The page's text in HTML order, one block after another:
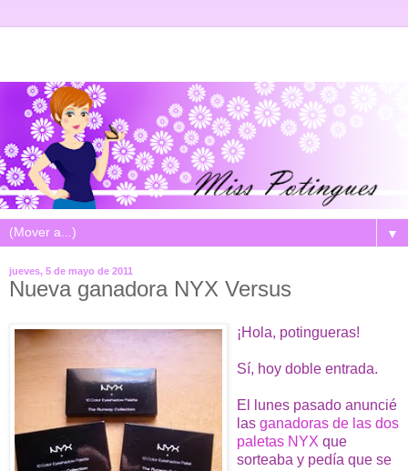
▼
jueves, 5 de mayo de 2011
Nueva ganadora NYX Versus
¡Hola, potingueras!
Sí, hoy doble entrada.
El lunes pasado anuncié
las ganadoras de las dos
paletas NYX que
sorteaba y pedía que se